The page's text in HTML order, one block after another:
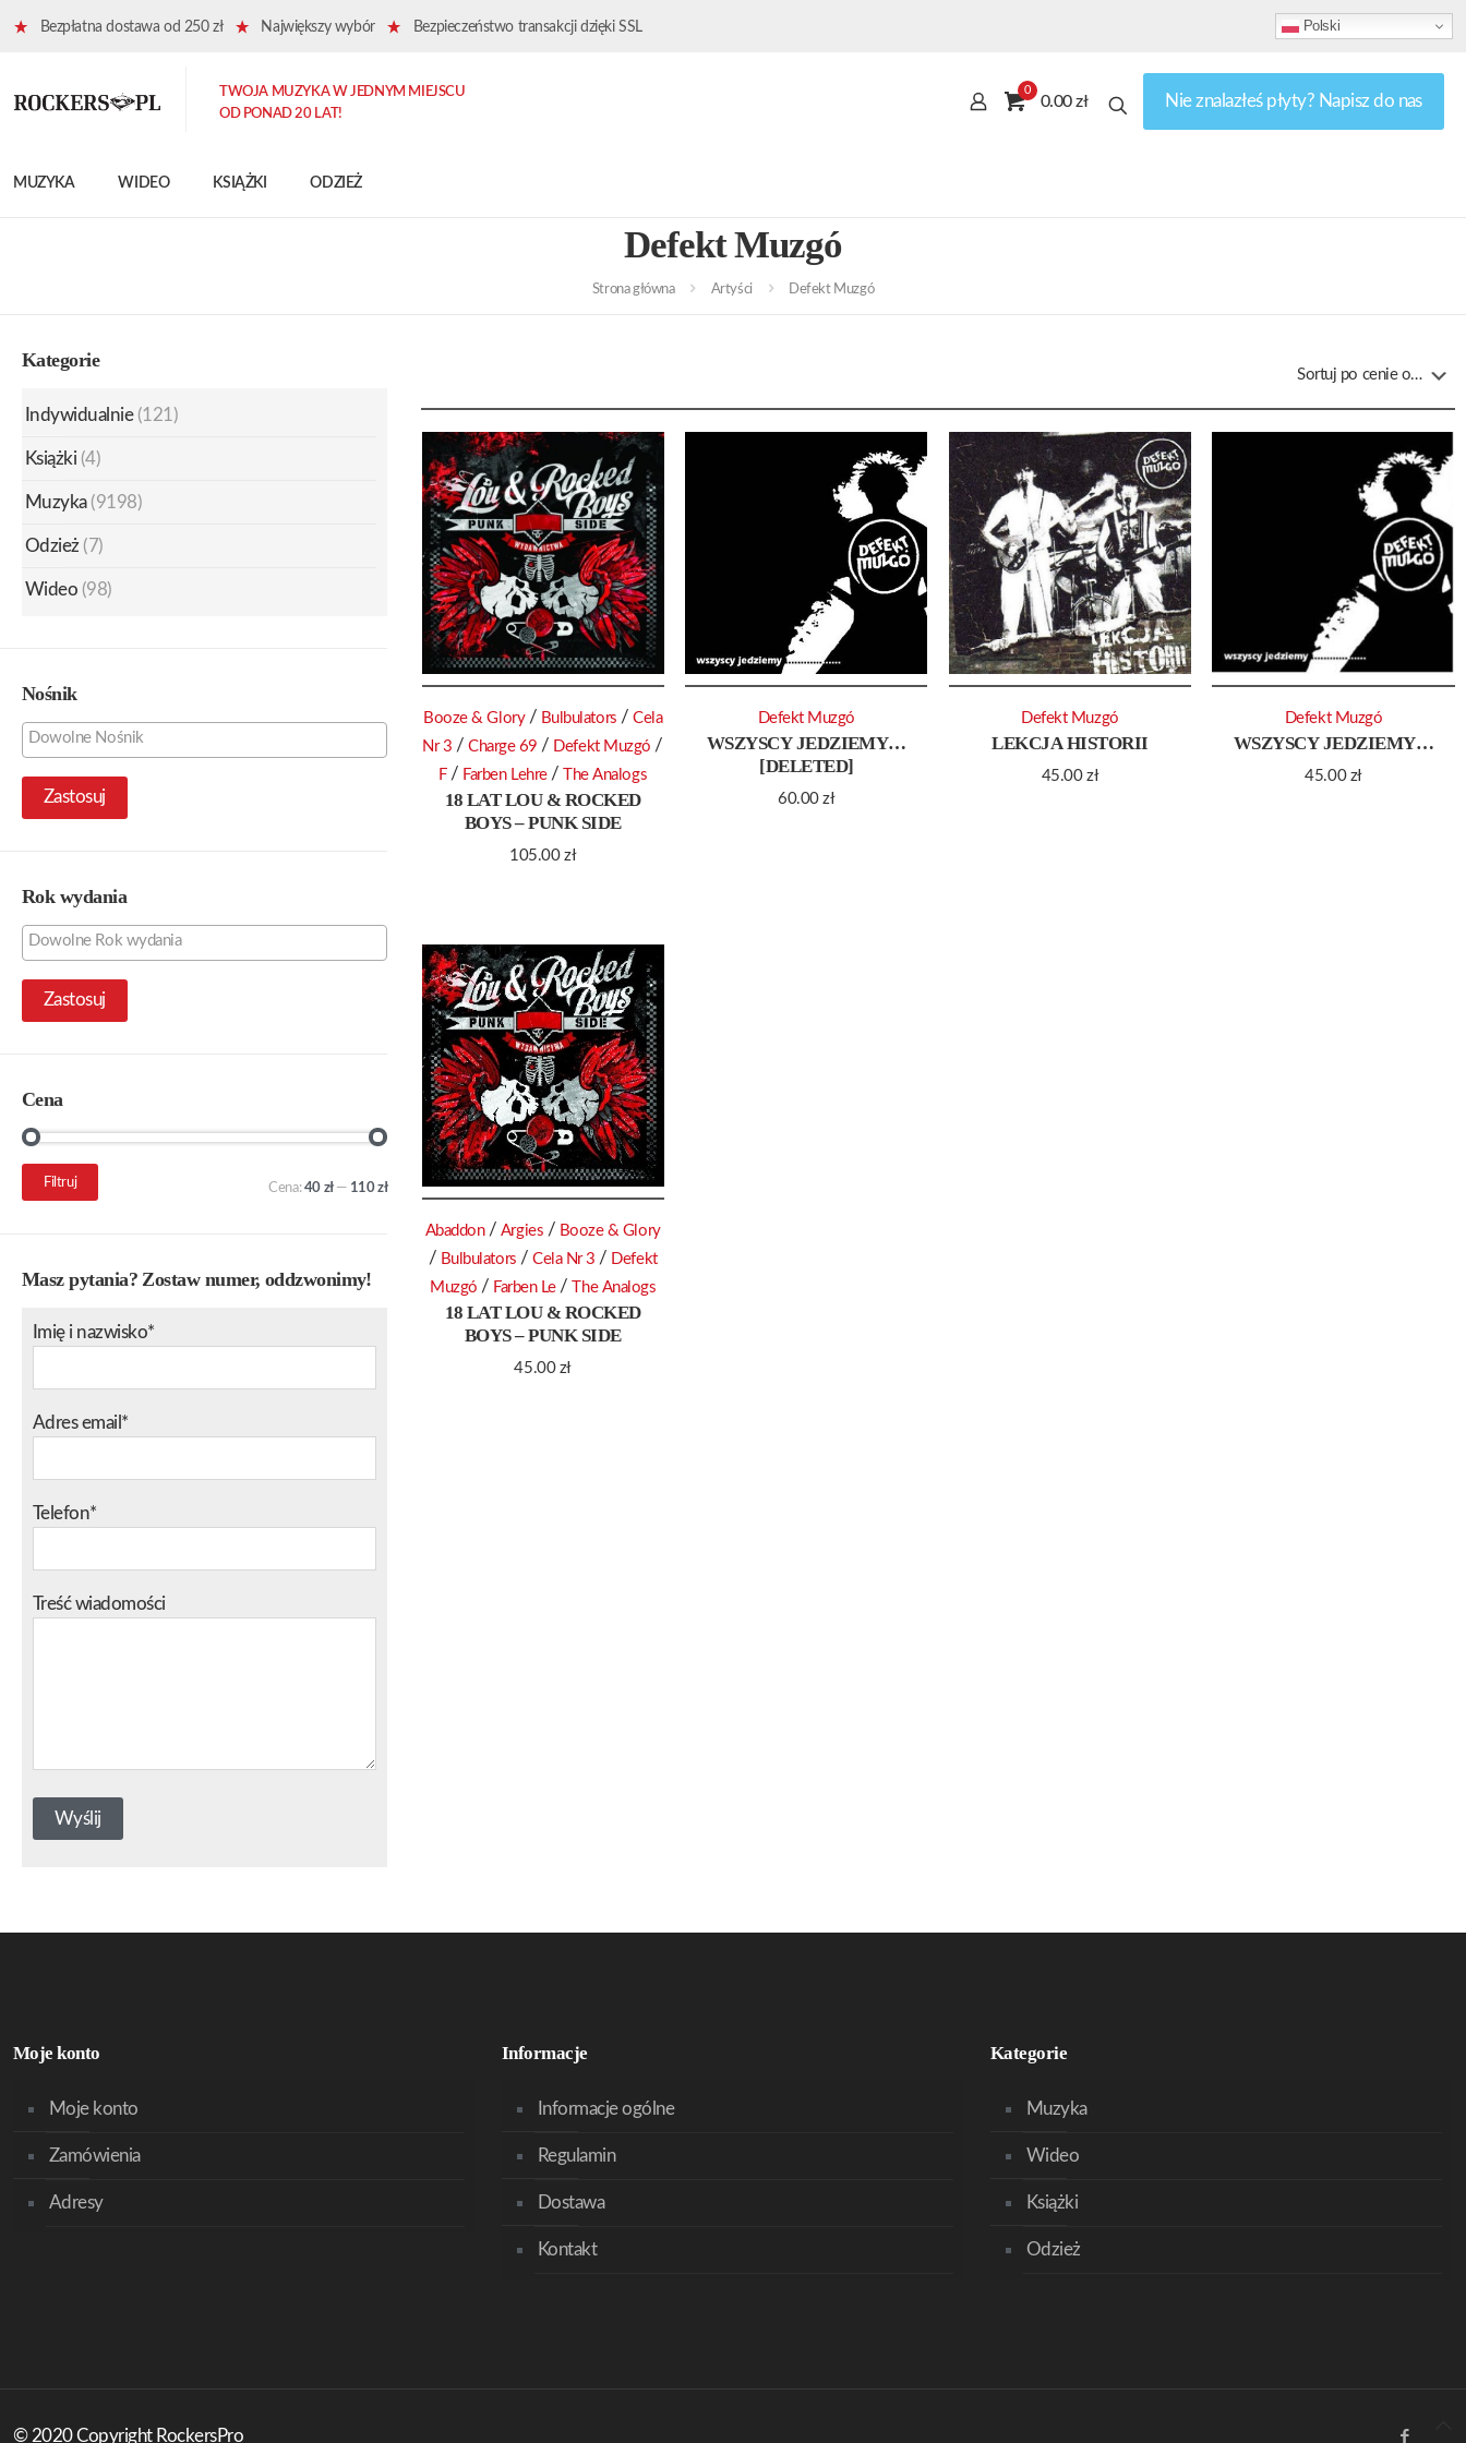
Bezpłatna dostawa od 250 zł Największy wybór Bezpieczeństwo transakcji dzięki SSL Polski
MUZYKA WIDEO KSIĄŻKI ODZIEŻ
TWOJA MUZYKA W JEDNYM MIEJSCU
OD PONAD 20 LAT!
0
0.00 zł Nie znalazłeś płyty? Napisz do nas
Defekt Muzgó
Strona główna Artyści Defekt Muzgó
18 LAT LOU & ROCKED
BOYS – PUNK SIDE
105.00zł
Booze & Glory / Bulbulators /Cela
Nr 3 /Charge 69 / Defekt Muzgó /
F / Farben Lehre /The Analogs
WSZYSCY JEDZIEMY…
[DELETED]
60.00zł
Defekt Muzgó
LEKCJA HISTORII
45.00zł
Defekt Muzgó
WSZYSCY JEDZIEMY…
45.00 zł
Defekt Muzgó
18 LAT LOU & ROCKED
BOYS – PUNK SIDE
45.00 zł
Abaddon / Argies / Booze & Glory
/ Bulbulators /Cela Nr 3 / Defekt
Muzgó / Farben Le /The Analogs
Kategorie
Indywidualnie (121)
Książki (4)
Muzyka (9198)
Odzież (7)
Wideo (98)
Nośnik
Zastosuj
Rok wydania
Zastosuj
Cena
Cena
min.
Cena
maks.
Filtruj Cena:40 zł— 110 zł
Masz pytania? Zostaw numer, oddzwonimy!
Imię i nazwisko*
Adres email*
Telefon*
Treść wiadomości
Moje konto
Moje konto
Zamówienia
Adresy
Informacje
Informacje ogólne
Regulamin
Dostawa
Kontakt
Kategorie
Muzyka
Wideo
Książki
Odzież
© 2020 Copyright RockersPro